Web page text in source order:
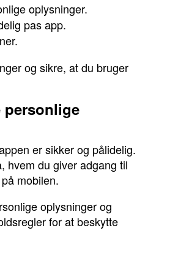
oplysninger.
pas app.
og sikre, at du bruger
er sikker og pålidelig.
hvem du giver adgang til
mobilen.
oplysninger og
for at beskytte